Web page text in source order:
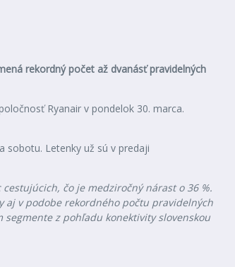
rekordný počet až dvanásť pravidelných
Ryanair v pondelok 30. marca.
sobotu. Letenky už sú v predaji
čo je medziročný nárast o 36 %.
aj v podobe rekordného počtu pravidelných
z pohľadu konektivity slovenskou